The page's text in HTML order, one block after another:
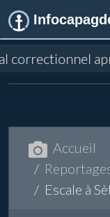
une
Accueil
Escale à